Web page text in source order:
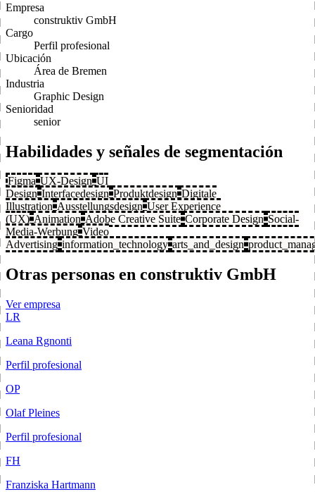
Empresa
construktiv GmbH
Cargo
Perfil profesional
Ubicación
Área de Bremen
Industria
Graphic Design
Senioridad
senior
Habilidades y señales de segmentación
Figma UX-Design UI
Design Interfacedesign Produktdesign Digitale
Illustration Ausstellungsdesign User Experience
(UX) Animation Adobe Creative Suite Corporate Design Social-
Media-Werbung Video
Advertising information_technology arts_and_design
Otras personas en construktiv GmbH
Ver empresa
LR
Leana Rgnonti
Perfil profesional
OP
Olaf Pleines
Perfil profesional
FH
Franziska Hartmann